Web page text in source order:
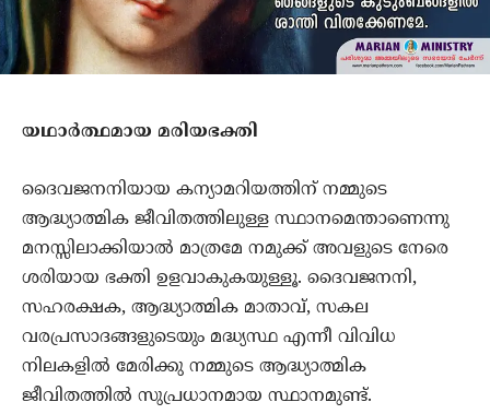
യഥാര്‍ത്ഥമായ മരിയഭക്തി
ദൈവജനനിയായ കന്യാമറിയത്തിന് നമ്മുടെ
ആദ്ധ്യാത്മിക ജീവിതത്തിലുള്ള സ്ഥാനമെന്താണെന്നു
മനസ്സിലാക്കിയാല്‍ മാത്രമേ നമുക്ക് അവളുടെ നേരെ
ശരിയായ ഭക്തി ഉളവാകുകയുള്ളൂ. ദൈവജനനി,
സഹരക്ഷക, ആദ്ധ്യാത്മിക മാതാവ്, സകല
വരപ്രസാദങ്ങളുടെയും മദ്ധ്യസ്ഥ എന്നീ വിവിധ
നിലകളില്‍ മേരിക്കു നമ്മുടെ ആദ്ധ്യാത്മിക
ജീവിതത്തില്‍ സുപ്രധാനമായ സ്ഥാനമുണ്ട്.